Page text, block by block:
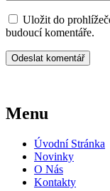
Uložit do
budoucí komentáře.
Menu
Úvodní Stránka
Novinky
O Nás
Kontakty